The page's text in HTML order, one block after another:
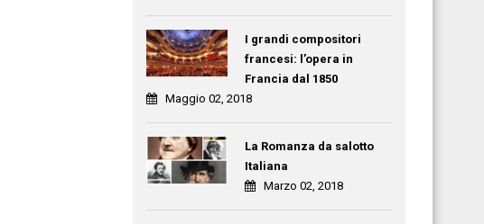
I grandi compositori
francesi: l’opera in
Francia dal 1850
Maggio 02, 2018
La Romanza da salotto
Italiana
Marzo 02, 2018